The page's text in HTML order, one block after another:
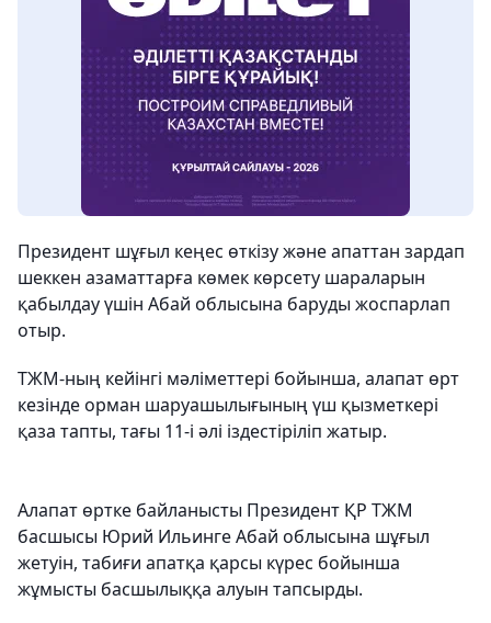
Президент шұғыл кеңес өткізу және апаттан зардап
шеккен азаматтарға көмек көрсету шараларын
қабылдау үшін Абай облысына баруды жоспарлап
отыр.
ТЖМ-ның кейінгі мәліметтері бойынша, алапат өрт
кезінде орман шаруашылығының үш қызметкері
қаза тапты, тағы 11-і әлі іздестіріліп жатыр.
Алапат өртке байланысты Президент ҚР ТЖМ
басшысы Юрий Ильинге Абай облысына шұғыл
жетуін, табиғи апатқа қарсы күрес бойынша
жұмысты басшылыққа алуын тапсырды.